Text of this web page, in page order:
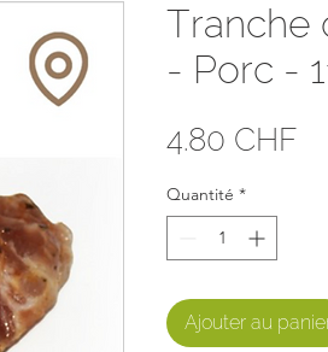
Tranche
- Porc -
4.80 CHF
Quantité *
Ajouter au